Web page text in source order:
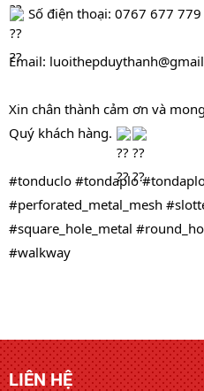
Số điện thoại: 0767 677 779
Email:
Xin chân thành cảm ơn và
Quý khách hàng.
#tonduclo #tondaplo
#perforated_metal_mesh
#square_hole_metal
#walkway
LIÊN HỆ